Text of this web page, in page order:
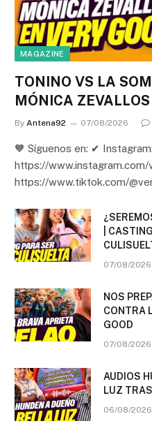
MAGAZINE
TONINO VS LA
MÓNICA
By Antena92 07/08/2026
🧡 Síguenos en: ✔ Instagram:
https://
https://www.tiktok.com/
|
07/08/2026
NOS
CONTRA
GOOD
07/08/2026
AUDIOS
LUZ
06/08/2026